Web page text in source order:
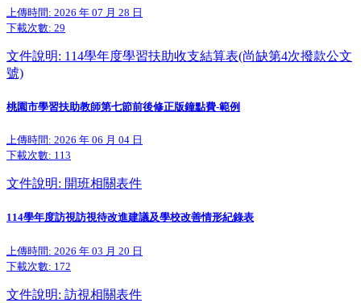
上傳時間: 2026 年 07 月 28 日
下載次數: 29
文件說明: 114學年度學習扶助收支結算表(尚缺第4次撥款公文
號)
桃園市學習扶助教師第七節前後修正版鐘點費-範例
上傳時間: 2026 年 06 月 04 日
下載次數: 113
文件說明: 開班相關表件
114學年度訪視訪視待改進建議及學校改善情形紀錄表
上傳時間: 2026 年 03 月 20 日
下載次數: 172
文件說明: 訪視相關表件